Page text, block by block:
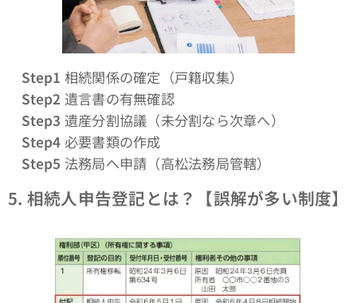
Step1 相続関係の確定（戸籍収集）
Step2 遺言書の有無確認
Step3 遺産分割協議（未分割なら次章へ）
Step4 必要書類の作成
Step5 法務局へ申請（高松法務局管轄）
5. 相続人申告登記とは？【誤解が多い制度】